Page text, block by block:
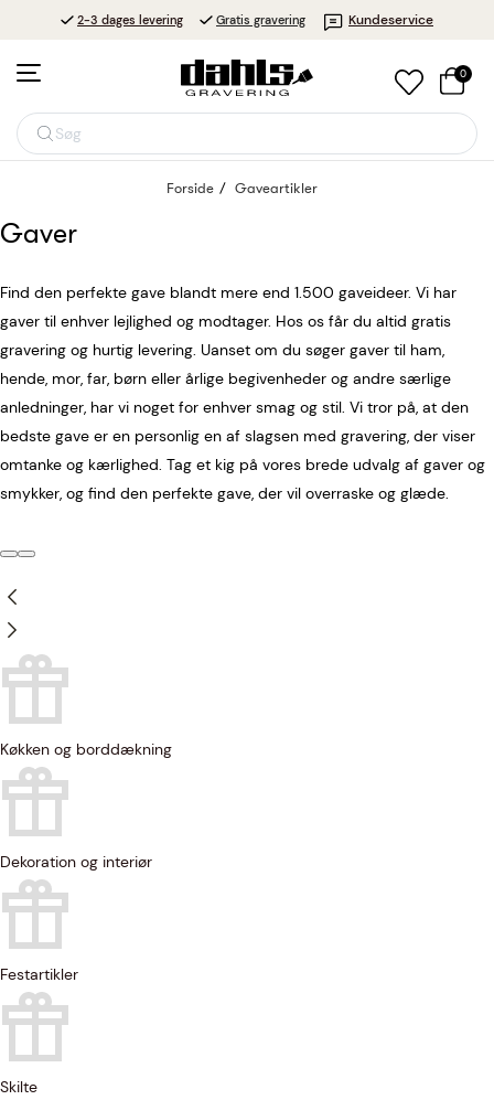
2-3 dages levering Gratis gravering Kundeservice
Søg
0
Forside Gaveartikler
Gaver
Find den perfekte gave blandt mere end 1.500 gaveideer. Vi har
gaver til enhver lejlighed og modtager. Hos os får du altid gratis
gravering og hurtig levering. Uanset om du søger gaver til ham,
hende, mor, far, børn eller årlige begivenheder og andre særlige
anledninger, har vi noget for enhver smag og stil. Vi tror på, at den
bedste gave er en personlig en af slagsen med gravering, der viser
omtanke og kærlighed. Tag et kig på vores brede udvalg af gaver og
smykker, og find den perfekte gave, der vil overraske og glæde.
Køkken og borddækning
Dekoration og interiør
Festartikler
Skilte